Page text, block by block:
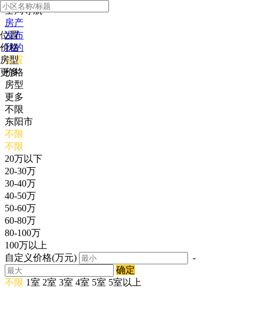
全局导航
房产
发布
我的
位置
价格
房型
更多
位置
价格
房型
更多
不限
东阳市
不限
不限
20万以下
20-30万
30-40万
40-50万
50-60万
60-80万
80-100万
100万以上
自定义价格(万元)
-
确定
不限 1室 2室 3室 4室 5室 5室以上